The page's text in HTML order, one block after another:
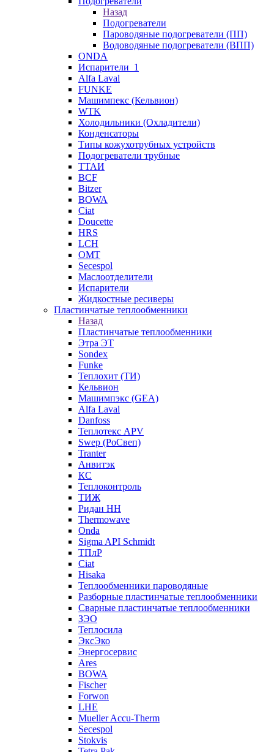
Назад
Подогреватели
Пароводяные подогреватели (ПП)
Водоводяные подогреватели (ВПП)
ONDA
Испарители_1
Alfa Laval
FUNKE
Машимпекс (Кельвион)
WTK
Холодильники (Охладители)
Конденсаторы
Типы кожухотрубных устройств
Подогреватели трубные
ТТАИ
BCF
Bitzer
BOWA
Ciat
Doucette
HRS
LCH
OMT
Secespol
Маслоотделители
Испарители
Жидкостные ресиверы
Пластинчатые теплообменники
Назад
Пластинчатые теплообменники
Этра ЭТ
Sondex
Funke
Теплохит (ТИ)
Кельвион
Машимпэкс (GEA)
Alfa Laval
Danfoss
Теплотекс APV
Swep (РоСвеп)
Tranter
Анвитэк
КС
Теплоконтроль
ТИЖ
Ридан НН
Thermowave
Onda
Sigma API Schmidt
ТПлР
Ciat
Hisaka
Теплообменники пароводяные
Разборные пластинчатые теплообменники
Сварные пластинчатые теплообменники
ЗЭО
Теплосила
ЭксЭко
Энергосервис
Ares
BOWA
Fischer
Forwon
LHE
Mueller Accu-Therm
Secespol
Stokvis